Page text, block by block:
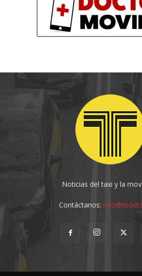
Noticias del taxi y la
Contáctanos: